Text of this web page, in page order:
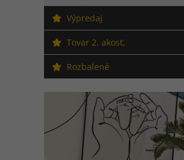
Výpredaj
Tovar 2. akosť,
Rozbalené